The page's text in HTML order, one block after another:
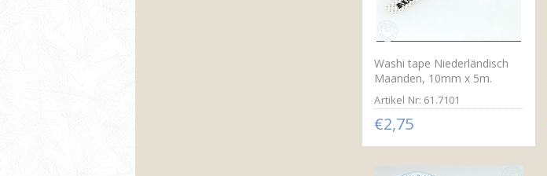
Washi tape Niederländisch
Maanden, 10mm x 5m.
Artikel Nr: 61.7101
€2,75